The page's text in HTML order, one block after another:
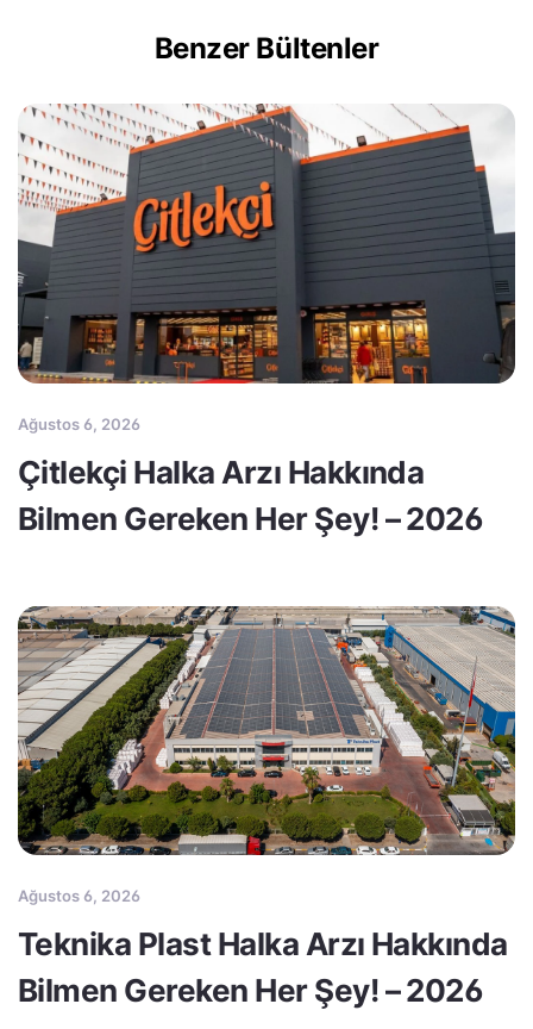
Benzer Bültenler
Ağustos 6, 2026
Çitlekçi Halka Arzı Hakkında
Bilmen Gereken Her Şey! – 2026
Ağustos 6, 2026
Teknika Plast Halka Arzı Hakkında
Bilmen Gereken Her Şey! – 2026